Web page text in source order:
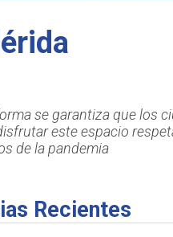
se garantiza que los
este espacio
de la pandemia
Recientes